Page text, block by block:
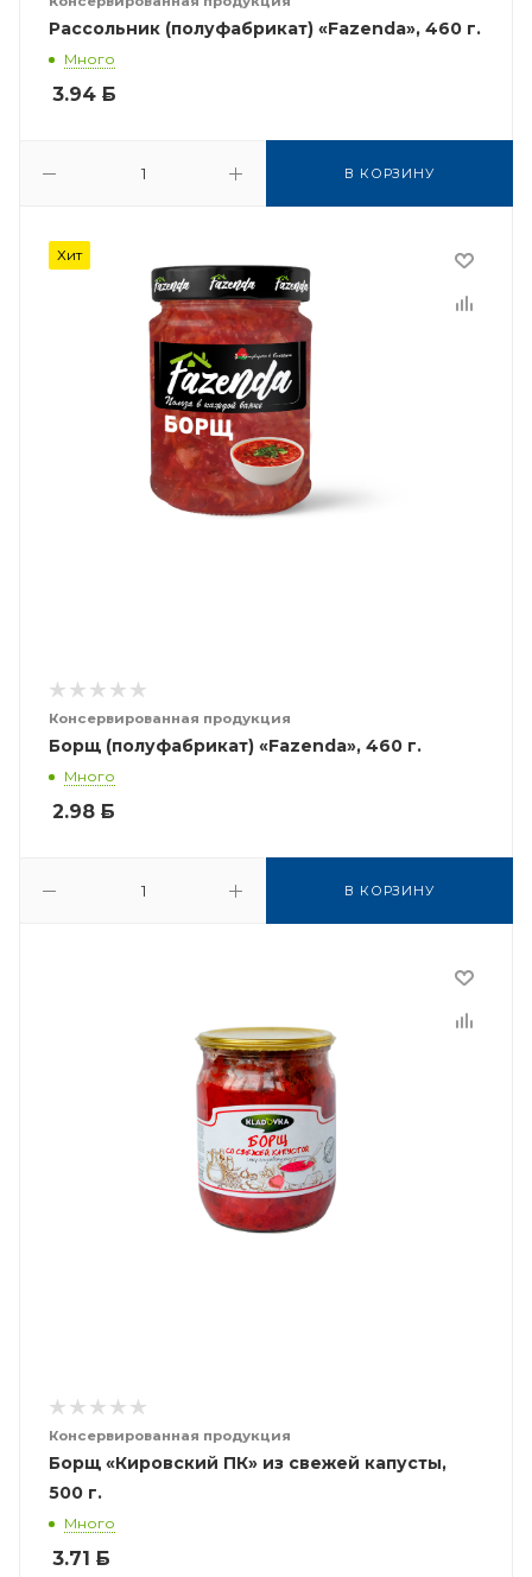
Рассольник (полуфабрикат) «Fazenda», 460 г.
Много
3.94 Б
В КОРЗИНУ
Хит
Консервированная продукция
Борщ (полуфабрикат) «Fazenda», 460 г.
Много
2.98 Б
В КОРЗИНУ
Консервированная продукция
Борщ «Кировский ПК» из свежей капусты,
500 г.
Много
3.71 Б